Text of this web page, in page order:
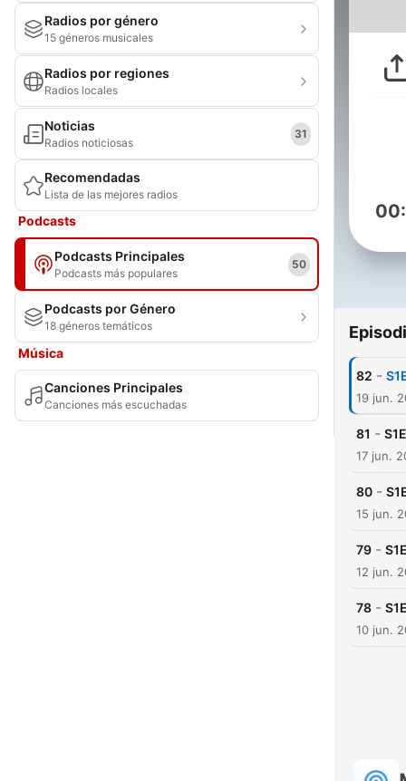
Radios por género
15 géneros musicales
Radios por regiones
Radios locales
Noticias
Radios noticiosas
31
Recomendadas
Lista de las mejores radios
Podcasts
Podcasts Principales
Podcasts más populares
50
Podcasts por Género
18 géneros temáticos
Música
Canciones Principales
Canciones más escuchadas
82 -
19 jun.
81 -
17 jun.
80 -
15 jun.
79 -
12 jun.
78 -
10 jun.